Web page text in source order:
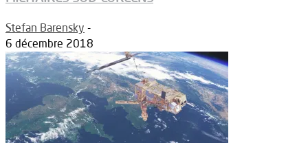
Stefan Barensky -
6 décembre 2018